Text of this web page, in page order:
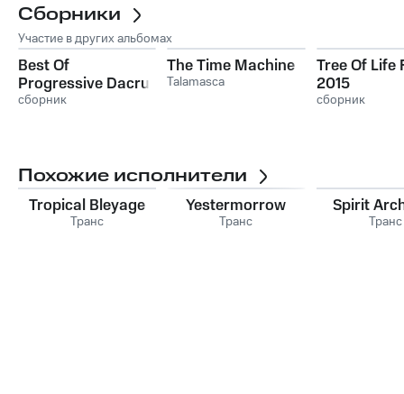
Сборники
Участие в других альбомах
Best Of
Progressive Dacru
сборник
The Time Machine
Talamasca
Tree Of Life
2015
сборник
Похожие исполнители
Tropical Bleyage
Транс
Yestermorrow
Транс
Spirit
Транс